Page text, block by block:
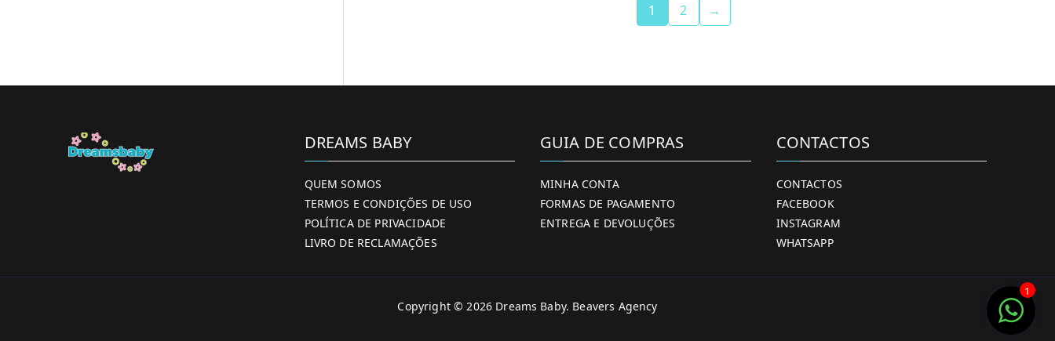
options
chosen
the
page
1 2 →
DREAMS BABY
QUEM SOMOS
TERMOS E CONDIÇÕES DE USO
POLÍTICA DE PRIVACIDADE
LIVRO DE RECLAMAÇÕES
GUIA DE COMPRAS
MINHA CONTA
FORMAS DE PAGAMENTO
ENTREGA E DEVOLUÇÕES
CONTACTOS
CONTACTOS
FACEBOOK
INSTAGRAM
WHATSAPP
Copyright © 2026 Dreams Baby. Beavers Agency
1